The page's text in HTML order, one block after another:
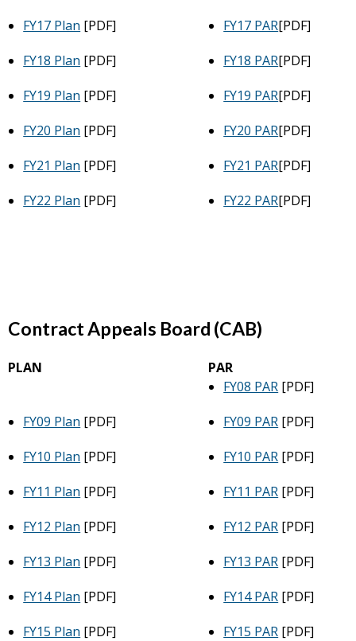
FY17 Plan [PDF] FY17 PAR[PDF]
FY18 Plan [PDF] FY18 PAR[PDF]
FY19 Plan [PDF] FY19 PAR[PDF]
FY20 Plan [PDF] FY20 PAR[PDF]
FY21 Plan [PDF] FY21 PAR[PDF]
FY22 Plan [PDF] FY22 PAR[PDF]
Contract Appeals Board (CAB)
PLAN
PAR
FY08 PAR [PDF]
FY09 Plan [PDF] FY09 PAR [PDF]
FY10 Plan [PDF] FY10 PAR [PDF]
FY11 Plan [PDF] FY11 PAR [PDF]
FY12 Plan [PDF] FY12 PAR [PDF]
FY13 Plan [PDF] FY13 PAR [PDF]
FY14 Plan [PDF] FY14 PAR [PDF]
FY15 Plan [PDF] FY15 PAR [PDF]